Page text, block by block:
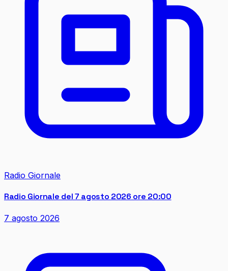
Radio Giornale
Radio Giornale del 7 agosto 2026 ore 20:00
7 agosto 2026